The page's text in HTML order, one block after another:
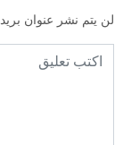
لن يتم نشر عنوان